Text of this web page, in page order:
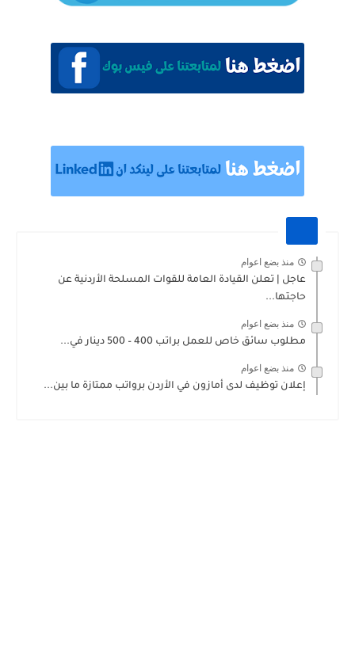
منذ بضع اعوام
عاجل | تعلن القيادة العامة للقوات المسلحة الأردنية عن
حاجتها...
منذ بضع اعوام
مطلوب سائق خاص للعمل براتب 400 – 500 دينار في...
منذ بضع اعوام
إعلان توظيف لدى أمازون في الأردن برواتب ممتازة ما بين...